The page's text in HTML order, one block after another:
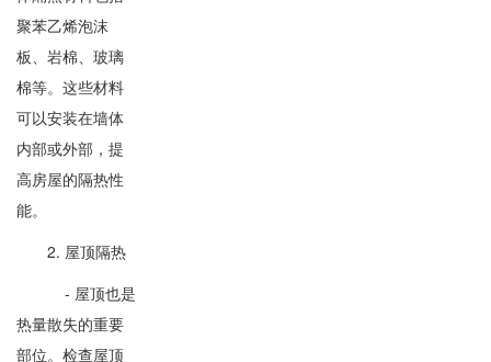
聚苯乙烯泡沫
板、岩棉、玻璃
棉等。这些材料
可以安装在墙体
内部或外部，提
高房屋的隔热性
能。
2. 屋顶隔热
- 屋顶也是
热量散失的重要
部位。检查屋顶